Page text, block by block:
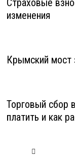
Страховые
изменения
Крымский мост
Торговый сбор
платить и как